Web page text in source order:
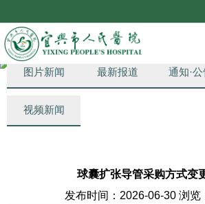
图片新闻 最新报道 通知·
视频新闻
球囊扩张导管采购方式变
发布时间：2026-06-30 浏览